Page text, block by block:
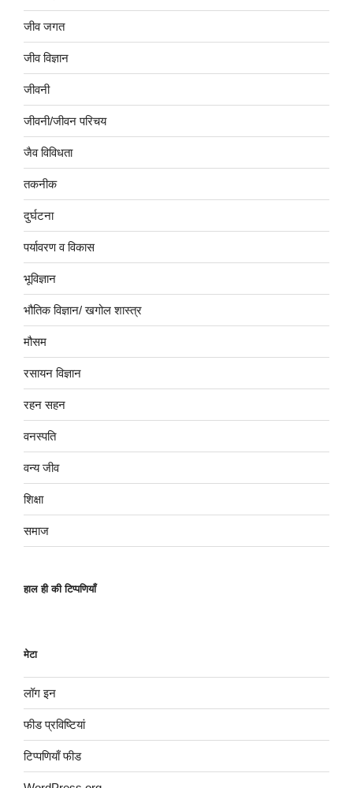
जीव जगत
जीव विज्ञान
जीवनी
जीवनी/जीवन परिचय
जैव विविधता
तकनीक
दुर्घटना
पर्यावरण व विकास
भूविज्ञान
भौतिक विज्ञान/ खगोल शास्त्र
मौसम
रसायन विज्ञान
रहन सहन
वनस्पति
वन्य जीव
शिक्षा
समाज
हाल ही की टिप्पणियाँ
मेटा
लॉग इन
फीड प्रविष्टियां
टिप्पणियाँ फीड